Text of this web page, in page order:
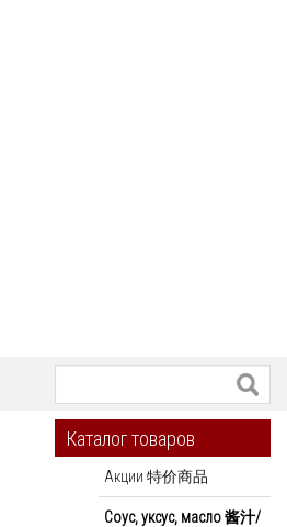
Каталог товаров
Акции 特价商品
Соус, уксус, масло 酱汁/